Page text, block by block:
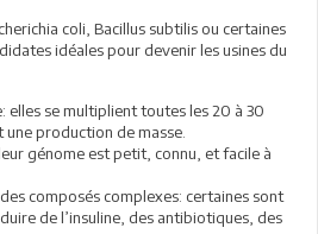
coli, Bacillus subtilis ou certaines
idéales pour devenir les usines du
elles se multiplient toutes les 20 à 30
production de masse.
génome est petit, connu, et facile à
composés complexes: certaines sont
de l’insuline, des antibiotiques, des